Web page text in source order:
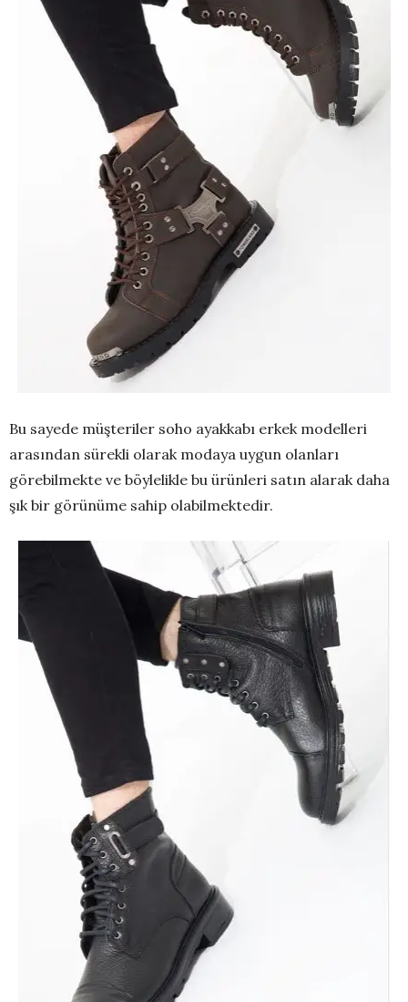
Bu sayede müşteriler soho ayakkabı erkek modelleri
arasından sürekli olarak modaya uygun olanları
görebilmekte ve böylelikle bu ürünleri satın alarak daha
şık bir görünüme sahip olabilmektedir.